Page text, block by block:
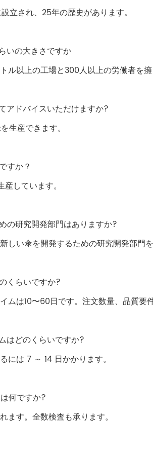
立され、25年の歴史があります。
いの大きさですか
ル以上の工場と300人以上の労働者を擁
アドバイスいただけますか?
生産できます。
すか？
しています。
の研究開発部門はありますか?
しい傘を開発するための研究開発部門を
くらいですか?
ムは10〜60日です。注文数量、品質要
はどのくらいですか?
には 7 ～ 14 日かかります。
何ですか?
ます。全数検査も承ります。